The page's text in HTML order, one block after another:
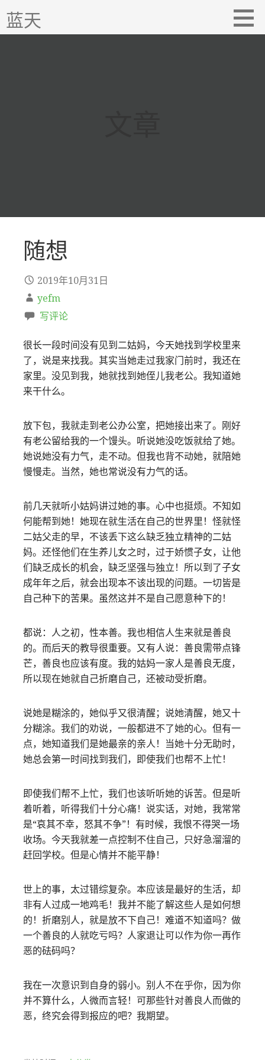
至
内
蓝天
随想
2019年10月31日
yefm
写评论
很长一段时间没有见到二姑妈，今天她找到学校里来
了，说是来找我。其实当她走过我家门前时，我还在
家里。没见到我，她就找到她侄儿我老公。我知道她
来干什么。
放下包，我就走到老公办公室，把她接出来了。刚好
有老公留给我的一个馒头。听说她没吃饭就给了她。
她说她没有力气，走不动。但我也背不动她，就陪她
慢慢走。当然，她也常说没有力气的话。
前几天就听小姑妈讲过她的事。心中也挺烦。不知如
何能帮到她！她现在就生活在自己的世界里！怪就怪
二姑父走的早，不该丢下这么缺乏独立精神的二姑
妈。还怪他们在生养儿女之时，过于娇惯子女，让他
们缺乏成长的机会，缺乏坚强与独立！所以到了子女
成年年之后，就会出现本不该出现的问题。一切皆是
自己种下的苦果。虽然这并不是自己愿意种下的！
都说：人之初，性本善。我也相信人生来就是善良
的。而后天的教导很重要。又有人说：善良需带点锋
芒，善良也应该有度。我的姑妈一家人是善良无度，
所以现在她就自己折磨自己，还被动受折磨。
说她是糊涂的，她似乎又很清醒；说她清醒，她又十
分糊涂。我们的劝说，一般都进不了她的心。但有一
点，她知道我们是她最亲的亲人！当她十分无助时，
她总会第一时间找到我们，即使我们也帮不上忙！
即使我们帮不上忙，我们也该听听她的诉苦。但是听
着听着，听得我们十分心痛！说实话，对她，我常常
是“哀其不幸，怒其不争”！有时候，我恨不得哭一场
收场。今天我就差一点控制不住自己，只好急溜溜的
赶回学校。但是心情并不能平静！
世上的事，太过错综复杂。本应该是最好的生活，却
非有人过成一地鸡毛！我并不能了解这些人是如何想
的！折磨别人，就是放不下自己！难道不知道吗？做
一个善良的人就吃亏吗？人家退让可以作为你一再作
恶的砝码吗？
我在一次意识到自身的弱小。别人不在乎你，因为你
并不算什么，人微而言轻！可那些针对善良人而做的
恶，终究会得到报应的吧？我期望。